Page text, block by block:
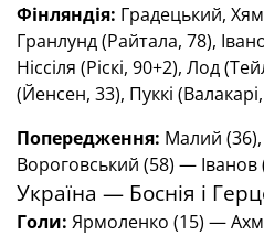
Фінляндія: Градецький,
Гранлунд (Райтала, 78),
Ніссіля (Ріскі, 90+2), Лод
(Йенсен, 33), Пуккі
Попередження: Малий (36),
Вороговський (58) — Іванов
Україна — Боснія і
Голи: Ярмоленко (15) —